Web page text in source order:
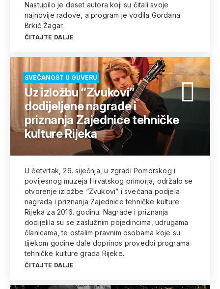
Nastupilo je deset autora koji su čitali svoje
najnovije radove, a program je vodila Gordana
Brkić Žagar.
ČITAJTE DALJE
SVEČANOST U GUVERU
Uz izložbu “Zvukovi”
dodijeljene nagrade i
priznanja Zajednice tehničke
kulture Rijeka
U četvrtak, 26. siječnja, u zgradi Pomorskog i
povijesnog muzeja Hrvatskog primorja, održalo se
otvorenje izložbe “Zvukovi” i svečana podjela
nagrada i priznanja Zajednice tehničke kulture
Rijeka za 2016. godinu. Nagrade i priznanja
dodijelila su se zaslužnim pojedincima, udrugama
članicama, te ostalim pravnim osobama koje su
tijekom godine dale doprinos provedbi programa
tehničke kulture grada Rijeke.
ČITAJTE DALJE